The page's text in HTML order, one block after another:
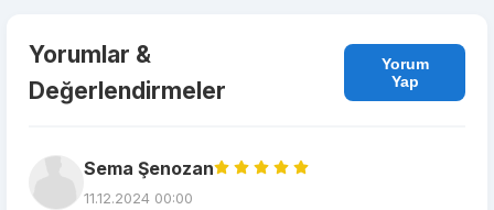
Yorumlar &
Değerlendirmeler
Yorum
Yap
Sema Şenozan
11.12.2024 00:00